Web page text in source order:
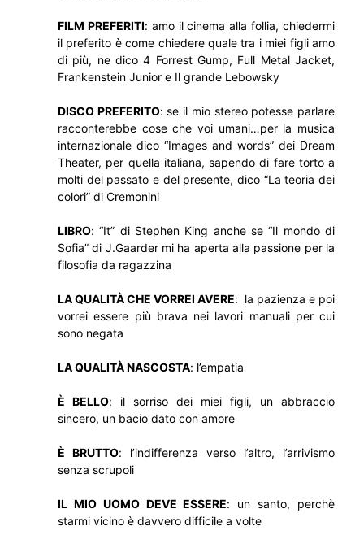
FILM PREFERITI: amo il cinema alla follia, chiedermi
il preferito è come chiedere quale tra i miei figli amo
di più, ne dico 4 Forrest Gump, Full Metal Jacket,
Frankenstein Junior e Il grande Lebowsky
DISCO PREFERITO: se il mio stereo potesse parlare
racconterebbe cose che voi umani…per la musica
internazionale dico “Images and words” dei Dream
Theater, per quella italiana, sapendo di fare torto a
molti del passato e del presente, dico “La teoria dei
colori” di Cremonini
LIBRO: “It” di Stephen King anche se “Il mondo di
Sofia” di J.Gaarder mi ha aperta alla passione per la
filosofia da ragazzina
LA QUALITÀ CHE VORREI AVERE: la pazienza e poi
vorrei essere più brava nei lavori manuali per cui
sono negata
LA QUALITÀ NASCOSTA: l’empatia
È BELLO: il sorriso dei miei figli, un abbraccio
sincero, un bacio dato con amore
È BRUTTO: l’indifferenza verso l’altro, l’arrivismo
senza scrupoli
IL MIO UOMO DEVE ESSERE: un santo, perchè
starmi vicino è davvero difficile a volte